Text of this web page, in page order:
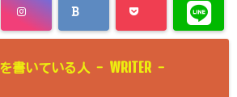
書いている人 - WRITER -